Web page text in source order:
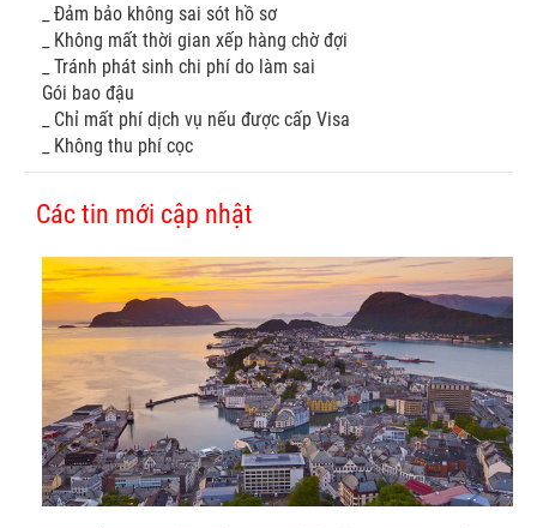
_ Đảm bảo không sai sót hồ sơ
_ Không mất thời gian xếp hàng chờ đợi
_ Tránh phát sinh chi phí do làm sai
Gói bao đậu
_ Chỉ mất phí dịch vụ nếu được cấp Visa
_ Không thu phí cọc
Các tin mới cập nhật